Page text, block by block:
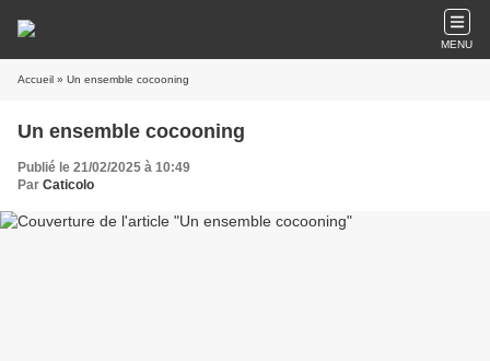
MENU
Accueil » Un ensemble cocooning
Un ensemble cocooning
Publié le 21/02/2025 à 10:49
Par Caticolo